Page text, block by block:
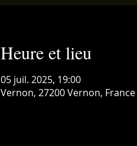
Heure et lieu
05 juil. 2025, 19:00
Vernon, 27200 Vernon, France